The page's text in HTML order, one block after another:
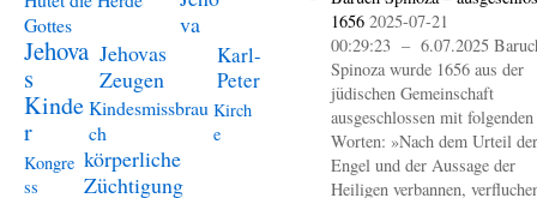
Gottes
va
Jehova
s
Jehovas
Zeugen
Karl-
Peter
Kinde
r
Kindesmissbrau
ch
Kirch
e
Kongre
ss
körperliche
Züchtigung
1656 2025-07-21
00:29:23 – 6.07.2025
Spinoza wurde 1656 aus der
jüdischen Gemeinschaft
ausgeschlossen mit folgenden
Worten: »Nach dem Urteil der
Engel und der Aussage der
Heiligen verbannen,